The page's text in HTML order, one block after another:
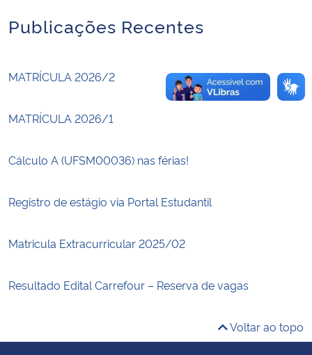
Planalto
Publicações Recentes
MATRÍCULA 2026/2
MATRÍCULA 2026/1
Cálculo A (UFSM00036) nas férias!
Registro de estágio via Portal Estudantil
Matricula Extracurricular 2025/02
Resultado Edital Carrefour – Reserva de vagas
Voltar ao topo